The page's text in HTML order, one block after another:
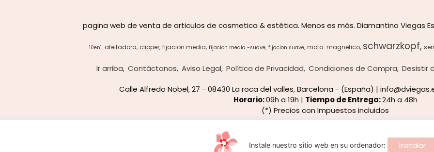
pagina web de venta de articulos de cosmetica & estética. Menos es más. Diamantino Viegas
10en1 afeitadora clipper fijacion media fijacion media -suave fijacion suave moto-magnetico schwarzkopf
Ir arriba Contáctanos Aviso Legal Política de Privacidad Condiciones de Compra Desistir
Calle Alfredo Nobel, 27 - 08430 La roca del valles, Barcelona - (España) |
Horario:09h a 19h | Tiempo de Entrega:24h a 48h
(*) Precios con Impuestos incluidos
Instale nuestro sitio web en su ordenador: Instalar